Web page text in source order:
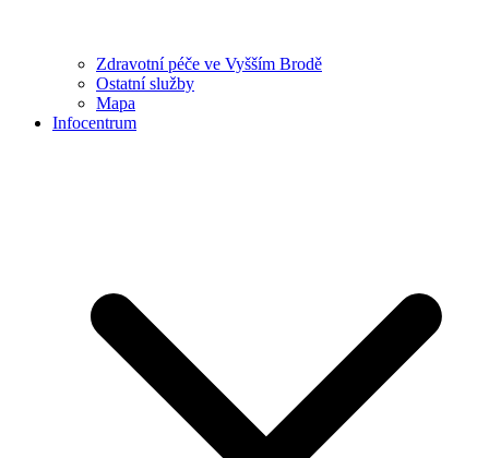
Zdravotní péče ve Vyšším Brodě
Ostatní služby
Mapa
Infocentrum